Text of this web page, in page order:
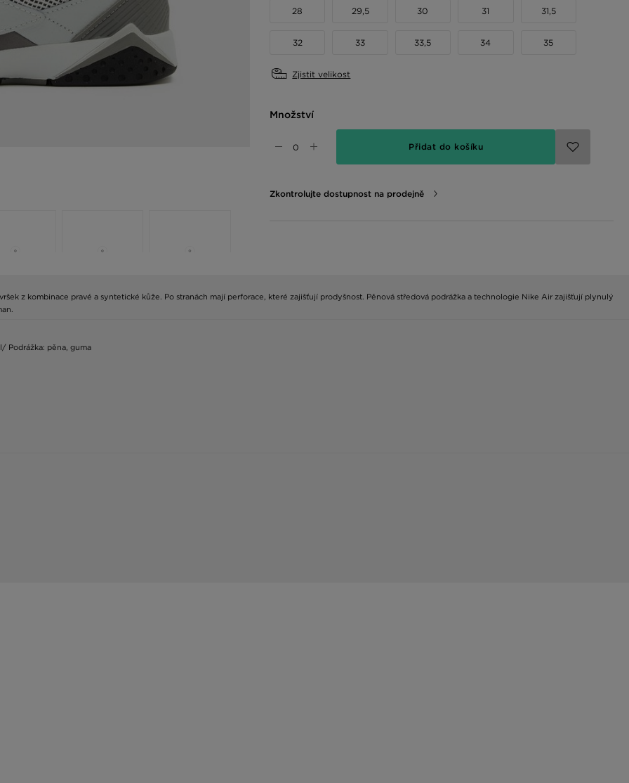
28 29,5 30 31 31,5
32 33 33,5 34 35
Zjistit velikost
Množství
Přidat do košíku
Zkontrolujte dostupnost na prodejně
z kombinace pravé a syntetické kůže. Po stranách mají perforace, které zajišťují prodyšnost. Pěnová středová podrážka a technologie Nike Air zajišťují plynulý
Podrážka: pěna, guma